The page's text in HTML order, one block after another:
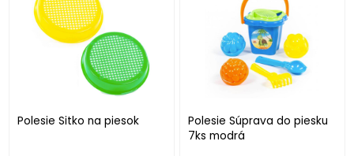
Polesie Sitko na piesok
Polesie Súprava do piesku
7ks modrá